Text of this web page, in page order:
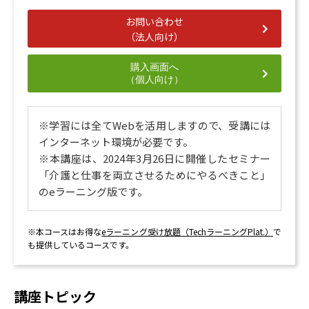
愛する人を失った悲しみとどう向き合うか
7. 必要なときに確認したい便利な資料
離れて暮らす親の認知症介護に便利な情報 一 覧
離れて暮らす親の認知症介護 10の心得
お問い合わせ
（法人向け）
購入画面へ
（個人向け）
※学習には全てWebを活用しますので、 受講には
インターネット環境が必要です。
※本講座は、2024年3月26日に開催したセミナー
「介護と仕事を両立させるためにやるべきこと」
のeラーニング版です。
※本コースはお得なeラーニング受け放題（TechラーニングPlat.）で
も提供しているコースです。
講座トピック